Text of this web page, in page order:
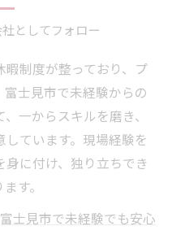
としてフォロー
制度が整っており、プ
士見市で未経験からの
一からスキルを磨き、
ています。現場経験を
に付け、独り立ちでき
す。
富士見市で未経験でも安心